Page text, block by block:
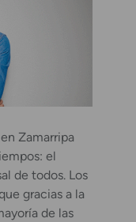
Zamarripa
el
de todos. Los
gracias a la
de las